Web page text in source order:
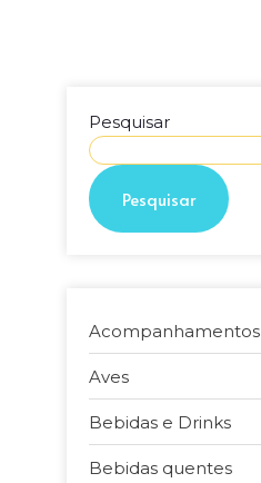
Pesquisar
Pesquisar
Acompanhamentos
Aves
Bebidas e Drinks
Bebidas quentes